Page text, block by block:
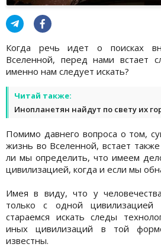
Когда речь идет о поисках
Вселенной, перед нами встает
именно нам следует искать?
Читай также:
Инопланетян найдут по свету их
Помимо давнего вопроса о том,
жизнь во Вселенной, встает
ли мы определить, что имеем
цивилизацией, когда и если мы
Имея в виду, что у
только с одной
стараемся искать следы
иных цивилизаций в той
известны.